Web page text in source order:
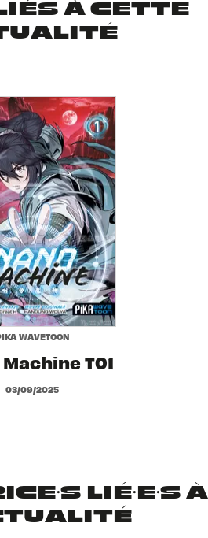
À CETTE
WAVETOON
T01
03/09/2025
LIÉ·E·S À